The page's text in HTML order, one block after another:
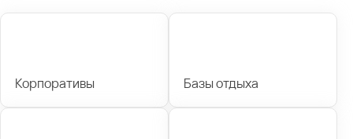
Корпоративы Базы отдыха